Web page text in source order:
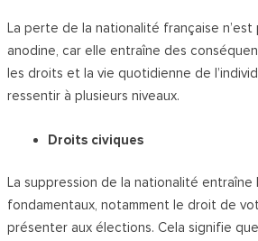
La perte de la nationalité française n’est
anodine, car elle entraîne des
les droits et la vie quotidienne de
ressentir à plusieurs niveaux.
Droits civiques
La suppression de la nationalité
fondamentaux, notamment le droit de
présenter aux élections. Cela signifie